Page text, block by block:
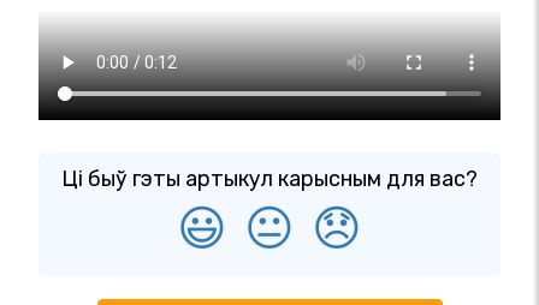
Ці быў гэты артыкул карысным для вас?
😃 😐 😞